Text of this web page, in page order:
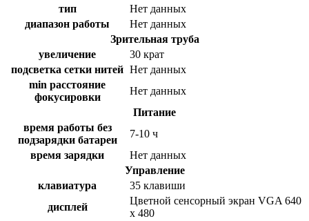
тип
Нет данных
диапазон работы
Нет данных
Зрительная труба
увеличение
30 крат
подсветка сетки нитей Нет данных
min расстояние
фокусировки
Нет данных
Питание
время работы без
подзарядки батареи
7-10 ч
время зарядки
Нет данных
Управление
клавиатура
35 клавиши
дисплей
Цветной сенсорный экран VGA 640
х 480